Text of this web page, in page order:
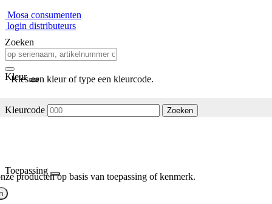
Mosa consumenten
login distributeurs
Zoeken
Kleur
Kies een kleur of type een kleurcode.
Kleurcode Zoeken
Toepassing
producten op basis van toepassing of kenmerk.